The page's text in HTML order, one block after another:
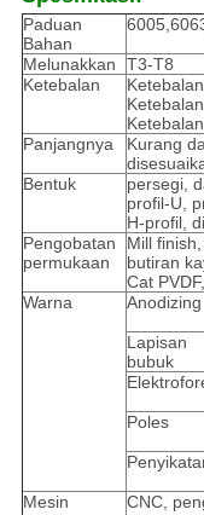
Paduan
Bahan
Melunakkan
T3-T8
Ketebalan
Panjangnya
Kurang
Bentuk
persegi,
profil-U,
H-profil,
Pengobatan
permukaan
Mill
butiran
Cat
Warna
Anodizing
Lapisan
bubuk
Poles
Mesin
CNC,